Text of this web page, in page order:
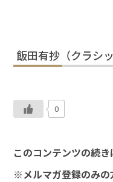
飯田有抄（クラシ
0
このコンテンツの続き
※メルマガ登録のみの